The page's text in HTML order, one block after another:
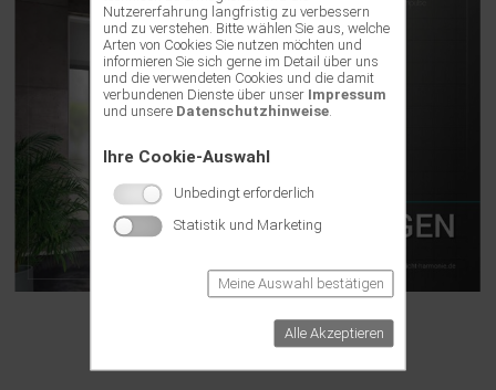
Nutzererfahrung langfristig zu verbessern
und zu verstehen. Bitte wählen Sie aus, welche
Arten von Cookies Sie nutzen möchten und
informieren Sie sich gerne im Detail über uns
und die verwendeten Cookies und die damit
verbundenen Dienste über unser Impressum
und unsere Datenschutzhinweise.
Ihre Cookie-Auswahl
Unbedingt erforderlich
Statistik und Marketing
Meine Auswahl bestätigen
Alle Akzeptieren